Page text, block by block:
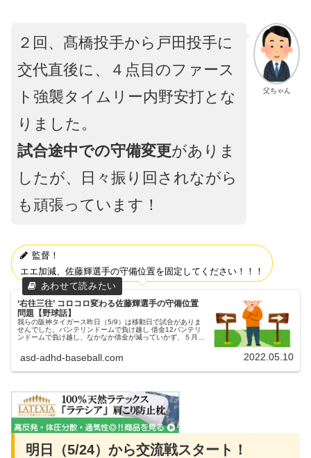
父ちゃん
２回、髙橋投手から戸田投手に
交代直後に、４点目のファース
ト強襲タイムリー内野安打とな
りました。
試合途中での守備変更がありま
したが、日々振り回されながら
も頑張っています！
監督！
エエ加減、佐藤輝選手の守備位置を固定してください！！！
‘右往三往’ コロコロ変わる佐藤輝選手の守備位置
問題【野球話】
我らの阪神タイガース昨日（5/9）は移動日で試合がありま
せんでした。バンテリンドームで負け越し 借金12バンテリ
ンドームで負け越し、なかなか借金が減っていかず、５月に
asd-adhd-baseball.com 2022.05.10
明日（5/24）から交流戦スタート！